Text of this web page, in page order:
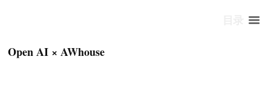
Open AI × AWhouse